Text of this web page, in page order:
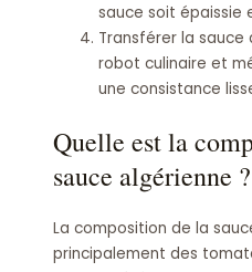
sauce soit épaissie
Transférer la sauce
robot culinaire et
une consistance
Quelle est la
sauce algérienne ?
La composition de la
principalement des